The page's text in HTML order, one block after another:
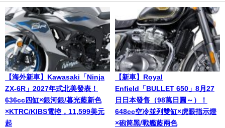
【海外新車】Kawasaki「Ninja
ZX-6R」2027年式北美發表！
636cc四缸×銀河銀/暮光藍新色
×KTRC/KIBS電控，11,599美元
起
【新車】Royal
Enfield「BULLET 650」8月27
日日本發售（98萬日圓～）！
648cc空冷並列雙缸×虎眼指示燈
×砲筒黑/戰艦藍兩色